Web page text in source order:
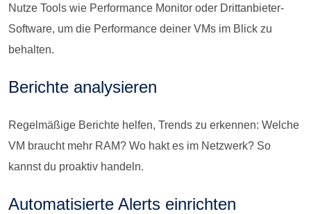
Nutze Tools wie Performance Monitor oder Drittanbieter-
Software, um die Performance deiner VMs im Blick zu
behalten.
Berichte analysieren
Regelmäßige Berichte helfen, Trends zu erkennen: Welche
VM braucht mehr RAM? Wo hakt es im Netzwerk? So
kannst du proaktiv handeln.
Automatisierte Alerts einrichten